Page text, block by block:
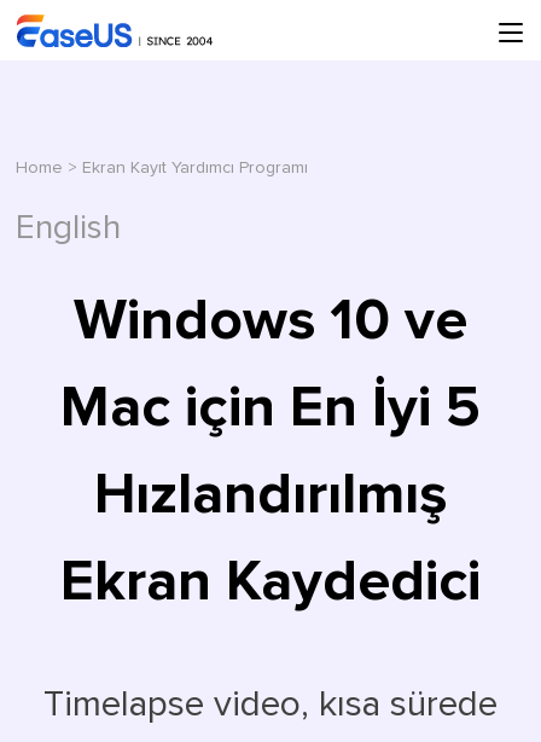
Home > Ekran Kayıt Yardımcı Programı
English
Windows 10 ve
Mac için En İyi 5
Hızlandırılmış
Ekran Kaydedici
Timelapse video, kısa sürede